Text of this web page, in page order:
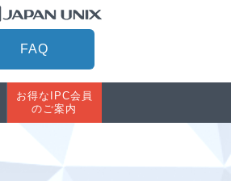
FAQ
お得なIPC会員
のご案内